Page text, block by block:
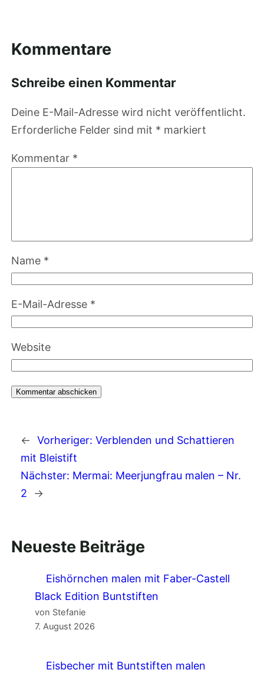
Kommentare
Schreibe einen Kommentar
Deine E-Mail-Adresse wird nicht veröffentlicht.
Erforderliche Felder sind mit * markiert
Kommentar *
Name *
E-Mail-Adresse *
Website
← Vorheriger: Verblenden und Schattieren
mit Bleistift
Nächster: Mermai: Meerjungfrau malen – Nr.
2
→
Neueste Beiträge
Eishörnchen malen mit Faber-Castell
Black Edition Buntstiften
von Stefanie
7. August 2026
Eisbecher mit Buntstiften malen